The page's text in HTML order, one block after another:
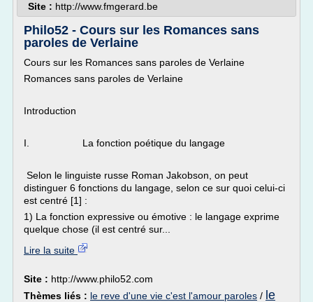
Site : http://www.fmgerard.be
Philo52 - Cours sur les Romances sans
paroles de Verlaine
Cours sur les Romances sans paroles de Verlaine
Romances sans paroles de Verlaine
Introduction
I. La fonction poétique du langage
Selon le linguiste russe Roman Jakobson, on peut
distinguer 6 fonctions du langage, selon ce sur quoi celui-ci
est centré [1] :
1) La fonction expressive ou émotive : le langage exprime
quelque chose (il est centré sur...
Lire la suite
Site : http://www.philo52.com
Thèmes liés : le reve d'une vie c'est l'amour paroles / le